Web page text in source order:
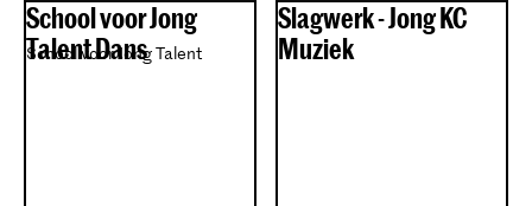
School voor Jong
Talent Dans
School voor Jong Talent
Slagwerk - Jong KC
Muziek